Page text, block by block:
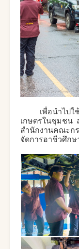
เพื่อนำไปใช้ใ
เกษตรในชุมชน
สำนักงานคณะก
จัดการอาชีวศึก